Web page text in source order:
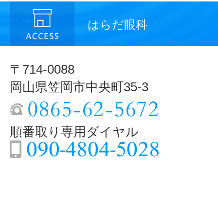
はらだ眼科
〒714-0088
岡山県笠岡市中央町35-3
順番取り専用ダイヤル